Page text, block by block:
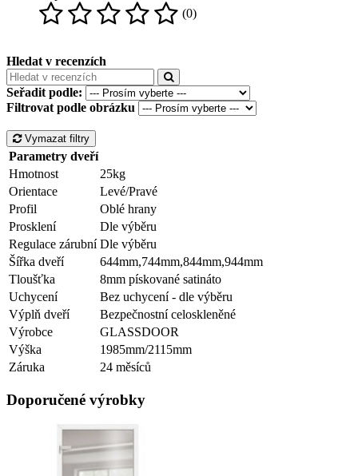
(0)
Hledat v recenzích
Seřadit podle:
Filtrovat podle obrázku
Vymazat filtry
Parametry dveří
Hmotnost
25kg
Orientace
Levé/Pravé
Profil
Oblé hrany
Prosklení
Dle výběru
Regulace zárubní Dle výběru
Šířka dveří
644mm,744mm,844mm,944mm
Tloušťka
8mm pískované satináto
Uchycení
Bez uchycení - dle výběru
Výplň dveří
Bezpečnostní celoskleněné
Výrobce
GLASSDOOR
Výška
1985mm/2115mm
Záruka
24 měsíců
Doporučené výrobky